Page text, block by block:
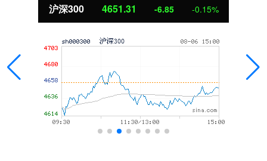
北证50 1122.88 3.42 0.30%